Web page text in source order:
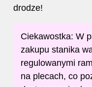
drodze!
Ciekawostka: W
zakupu stanika
regulowanymi
na plecach, co